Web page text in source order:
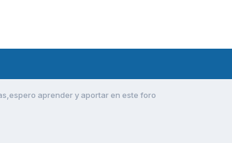
aprender y aportar en este foro